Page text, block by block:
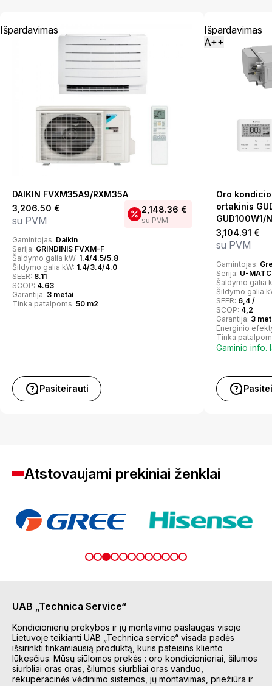
Išpardavimas
DAIKIN FVXM35A9/RXM35A
3,206.50 €
su PVM
2,148.36 €
su PVM
Gamintojas: Daikin
Serija: GRINDINIS FVXM-F
Šaldymo galia kW: 1.4/4.5/5.8
Šildymo galia kW: 1.4/3.4/4.0
SEER: 8.11
SCOP: 4.63
Garantija: 3 metai
Tinka patalpoms: 50 m2
Pasiteirauti
Išpardavimas
A++
Oro
ortakinis
GUD100W1/
3,104.91 €
su PVM
Gamintojas:
Serija: U-
Šaldymo galia
Šildymo galia
SEER: 6,4 /
SCOP: 4,2
Garantija: 3
Energinio
Tinka
Gaminio info.
Atstovaujami prekiniai ženklai
UAB „Technica Service“
Kondicionierių prekybos ir jų montavimo paslaugas visoje
Lietuvoje teikianti UAB „Technica service“ visada padės
išsirinkti tinkamiausią produktą, kuris pateisins kliento
lūkesčius. Mūsų siūlomos prekės : oro kondicionieriai, šilumos
siurbliai oras oras, šilumos siurbliai oras vanduo,
rekuperacinės vėdinimo sistemos, jų montavimas, priežiūra ir